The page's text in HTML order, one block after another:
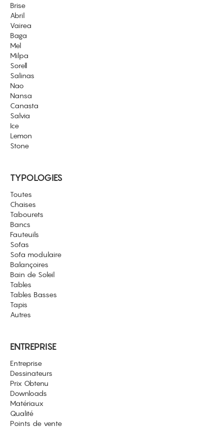
Brise
Abril
Vairea
Baga
Mel
Milpa
Sorell
Salinas
Nao
Nansa
Canasta
Salvia
Ice
Lemon
Stone
TYPOLOGIES
Toutes
Chaises
Tabourets
Bancs
Fauteuils
Sofas
Sofa modulaire
Balançoires
Bain de Soleil
Tables
Tables Basses
Tapis
Autres
ENTREPRISE
Entreprise
Dessinateurs
Prix Obtenu
Downloads
Matériaux
Qualité
Points de vente